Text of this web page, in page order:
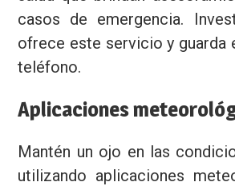
casos de emergencia.
ofrece este servicio y guarda
teléfono.
Aplicaciones
Mantén un ojo en las
utilizando aplicaciones